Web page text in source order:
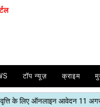
टॉप न्यूज़ क्राइम